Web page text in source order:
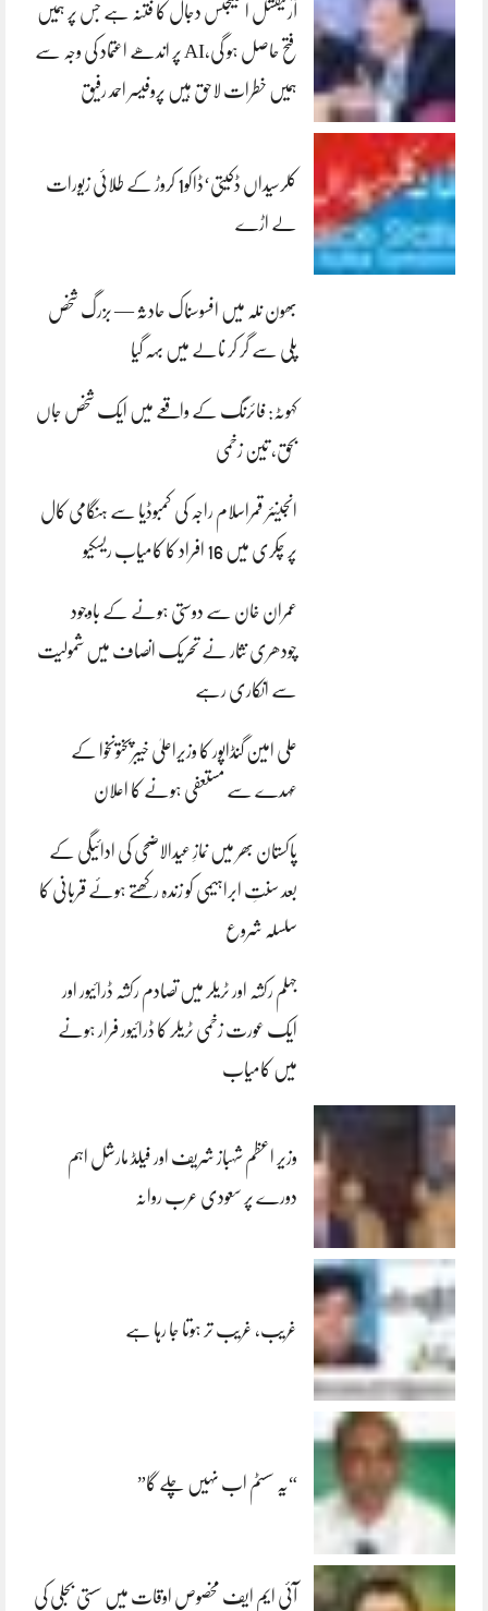
آرٹیفشل انٹلیجنس دجال کا فتنہ ہے جس پر ہمیں
فتح حاصل ہو گی،AI پر اندھے اعتماد کی وجہ سے
ہمیں خطرات لاحق ہیں پروفیسر احمد رفیق
کلرسیداں ڈکیتی‘ڈاکو1 کروڑ کے طلائی زیورات
لے اڑے
بھون نلہ میں افسوسناک حادثہ — بزرگ شخص
پلی سے گر کر نالے میں بہہ گیا
کہوٹہ: فائرنگ کے واقعے میں ایک شخص جاں
بحق، تین زخمی
انجینئر قمراسلام راجہ کی کمبوڈیا سے ہنگامی کال
پر چکری میں 16 افراد کا کامیاب ریسکیو
عمران خان سے دوستی ہونے کے باوجود
چودھری نثار نے تحریک انصاف میں شمولیت
سے انکاری رہے
علی امین گنڈاپور کا وزیراعلیٰ خیبرپختونخوا کے
عہدے سے مستعفی ہونے کا اعلان
پاکستان بھر میں نمازِ عیدالاضحی کی ادائیگی کے
بعد سنتِ ابراہیمی کو زندہ رکھتے ہوئے قربانی کا
سلسلہ شروع
جہلم رکشہ اور ٹریلر میں تصادم رکشہ ڈرائیور اور
ایک عورت زخمی ٹریلر کا ڈرائیور فرار ہونے
میں کامیاب
وزیر اعظم شہباز شریف اور فیلڈ مارشل اہم
دورے پر سعودی عرب روانہ
غریب، غریب تر ہوتا جا رہا ہے
“یہ سسٹم اب نہیں چلے گا”
آئی ایم ایف مخصوص اوقات میں سستی بجلی کی